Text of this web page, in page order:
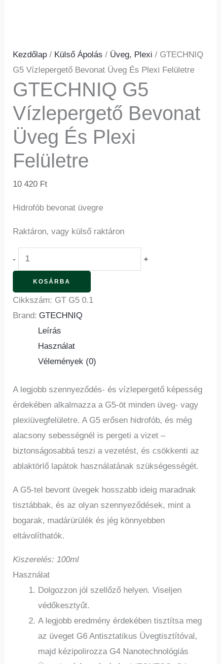
Kezdőlap / Külső Ápolás / Üveg, Plexi / GTECHNIQ
G5 Vízlepergető Bevonat Üveg És Plexi Felületre
GTECHNIQ G5
Vízlepergető Bevonat
Üveg És Plexi
Felületre
10 420 Ft
Hidrofób bevonat üvegre
Raktáron, vagy külső raktáron
- +
KOSÁRBA
Cikkszám: GT G5 0.1
Brand: GTECHNIQ
Leírás
Használat
Vélemények (0)
A legjobb szennyeződés- és vízlepergető képesség
érdekében alkalmazza a G5-öt minden üveg- vagy
plexiüvegfelületre. A G5 erősen hidrofób, és még
alacsony sebességnél is pergeti a vizet –
biztonságosabbá teszi a vezetést, és csökkenti az
ablaktörlő lapátok használatának szükségességét.
A G5-tel bevont üvegek hosszabb ideig maradnak
tisztábbak, és az olyan szennyeződések, mint a
bogarak, madárürülék és jég könnyebben
eltávolíthatók.
Kiszerelés: 100ml
Használat
Dolgozzon jól szellőző helyen. Viseljen
védőkesztyűt.
A legjobb eredmény érdekében tisztítsa meg
az üveget G6 Antisztatikus Üvegtisztítóval,
majd kézipolirozza G4 Nanotechnológiás